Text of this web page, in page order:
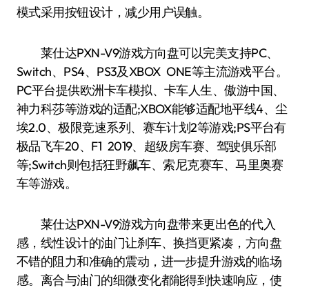
模式采用按钮设计，减少用户误触。
莱仕达PXN-V9游戏方向盘可以完美支持PC、
Switch、PS4、PS3及XBOX ONE等主流游戏平台。
PC平台提供欧洲卡车模拟、卡车人生、傲游中国、
神力科莎等游戏的适配;XBOX能够适配地平线4、尘
埃2.0、极限竞速系列、赛车计划2等游戏;PS平台有
极品飞车20、F1 2019、超级房车赛、驾驶俱乐部
等;Switch则包括狂野飙车、索尼克赛车、马里奥赛
车等游戏。
莱仕达PXN-V9游戏方向盘带来更出色的代入
感，线性设计的油门让刹车、换挡更紧凑，方向盘
不错的阻力和准确的震动，进一步提升游戏的临场
感。离合与油门的细微变化都能得到快速响应，使